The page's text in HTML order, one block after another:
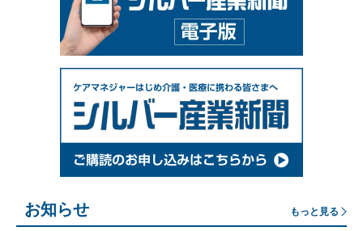
お知らせ もっと見る